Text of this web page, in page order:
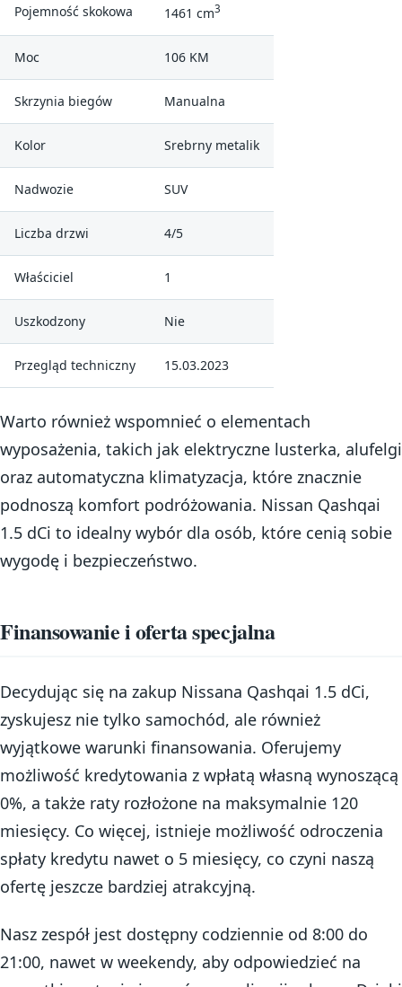
Pojemność skokowa 1461 cm3
Moc 106 KM
Skrzynia biegów Manualna
Kolor Srebrny metalik
Nadwozie SUV
Liczba drzwi 4/5
Właściciel 1
Uszkodzony Nie
Przegląd techniczny 15.03.2023
Warto również wspomnieć o elementach
wyposażenia, takich jak elektryczne lusterka, alufelgi
oraz automatyczna klimatyzacja, które znacznie
podnoszą komfort podróżowania. Nissan Qashqai
1.5 dCi to idealny wybór dla osób, które cenią sobie
wygodę i bezpieczeństwo.
Finansowanie i oferta specjalna
Decydując się na zakup Nissana Qashqai 1.5 dCi,
zyskujesz nie tylko samochód, ale również
wyjątkowe warunki finansowania. Oferujemy
możliwość kredytowania z wpłatą własną wynoszącą
0%, a także raty rozłożone na maksymalnie 120
miesięcy. Co więcej, istnieje możliwość odroczenia
spłaty kredytu nawet o 5 miesięcy, co czyni naszą
ofertę jeszcze bardziej atrakcyjną.
Nasz zespół jest dostępny codziennie od 8:00 do
21:00, nawet w weekendy, aby odpowiedzieć na